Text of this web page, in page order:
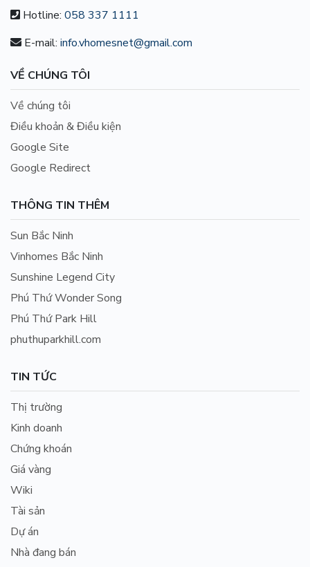
Hotline: 058 337 1111
E-mail: info.vhomesnet@gmail.com
VỀ CHÚNG TÔI
Về chúng tôi
Điều khoản & Điều kiện
Google Site
Google Redirect
THÔNG TIN THÊM
Sun Bắc Ninh
Vinhomes Bắc Ninh
Sunshine Legend City
Phú Thứ Wonder Song
Phú Thứ Park Hill
phuthuparkhill.com
TIN TỨC
Thị trường
Kinh doanh
Chứng khoán
Giá vàng
Wiki
Tài sản
Dự án
Nhà đang bán